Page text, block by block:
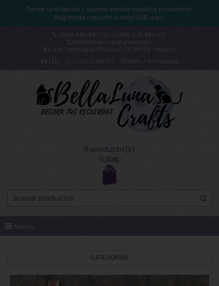
Tienes una tienda y quieres vender nuestros productos?
Regístrate con una cuenta B2B aquí.
LAURI: 680 847 030 / VANE: 625 880 103
bellalunascrap@gmail.com
Calle Tembleque 106 Local CP 28024 - Madrid
ES
EN ACCESO CLIENTES TIENDAS / WHOLESALE
0 producto(s)
0,00€
Menú
CATEGORÍAS